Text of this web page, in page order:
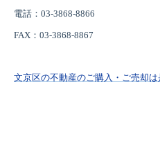
電話：03-3868-8866
FAX ：03-3868-8867
文京区の不動産のご購入・ご売却